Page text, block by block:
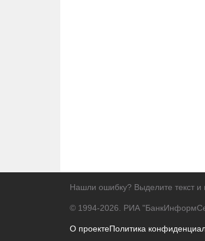
Нашли ошибку? Выделите текст и
© 1994-2026. РИА
О проектеПолитика